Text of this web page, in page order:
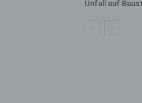
Unfall auf